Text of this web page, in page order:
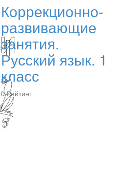
Коррекционно-
развивающие
занятия.
Русский язык. 1
класс
0 Рейтинг